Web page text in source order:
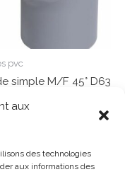
aux
des technologies
aux informations des
pvc
simple M/F 45° D63